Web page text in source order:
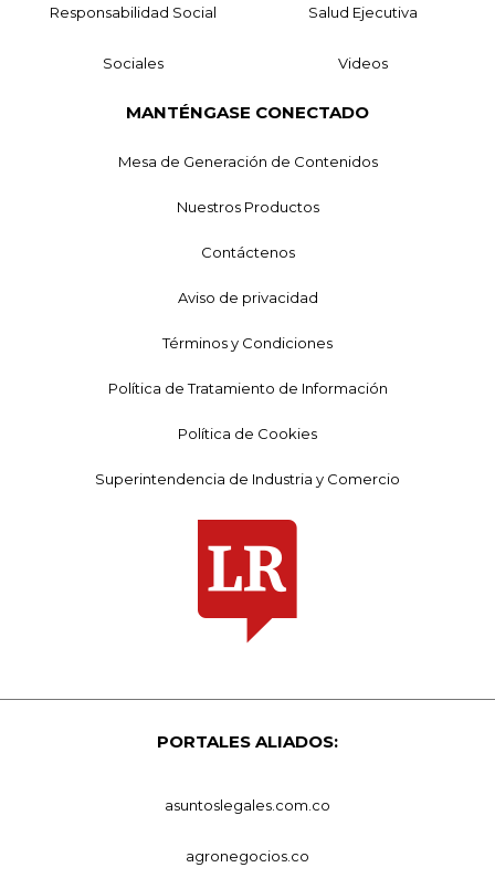
Responsabilidad Social Salud Ejecutiva
Sociales Videos
MANTÉNGASE CONECTADO
Mesa de Generación de Contenidos
Nuestros Productos
Contáctenos
Aviso de privacidad
Términos y Condiciones
Política de Tratamiento de Información
Política de Cookies
Superintendencia de Industria y Comercio
PORTALES ALIADOS:
asuntoslegales.com.co
agronegocios.co